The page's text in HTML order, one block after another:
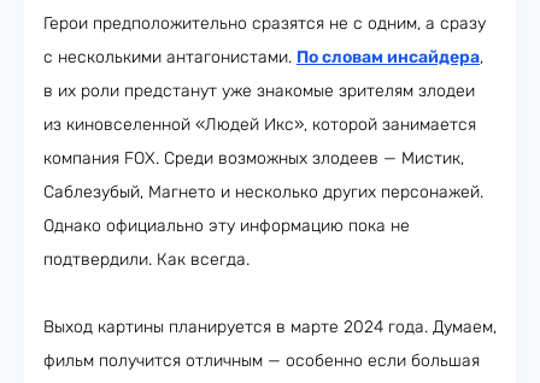
Герои предположительно сразятся не с одним, а сразу
с несколькими антагонистами. По словам инсайдера,
в их роли предстанут уже знакомые зрителям злодеи
из киновселенной «Людей Икс», которой занимается
компания FOX. Среди возможных злодеев — Мистик,
Саблезубый, Магнето и несколько других персонажей.
Однако официально эту информацию пока не
подтвердили. Как всегда.
Выход картины планируется в марте 2024 года. Думаем,
фильм получится отличным — особенно если большая